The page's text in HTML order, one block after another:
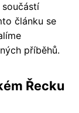
článku se
příběhů.
Řecku